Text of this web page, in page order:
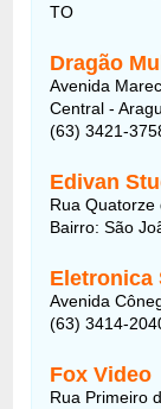
TO
Dragão
Avenida
Central -
(63) 3421-
Edivan
Rua Quatorze
Bairro: São
Eletronica
Avenida
(63) 3414-
Fox Video
Rua Primeiro